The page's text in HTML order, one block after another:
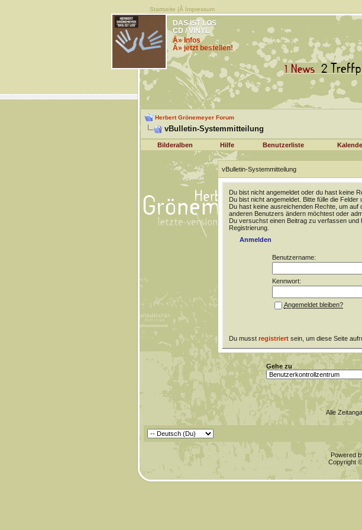
Startseite |Â Impressum
DAS IST LOS
CD / VINYL
Â» Infos
Â» jetzt bestellen!
Herbert Grönemeyer Forum
vBulletin-Systemmitteilung
Bilderalben Hilfe Benutzerliste
vBulletin-Systemmitteilung
Du bist nicht angemeldet oder du hast keine
Du bist nicht angemeldet. Bitte fülle die
Du hast keine ausreichenden Rechte, um
anderen Benutzers ändern möchtest oder
Du versuchst einen Beitrag zu verfassen
Registrierung.
Anmelden
Benutzername:
Kennwort:
Angemeldet bleiben?
Du musst registriertsein, um diese Seite
Gehe zu
Alle
Powered
Copyright